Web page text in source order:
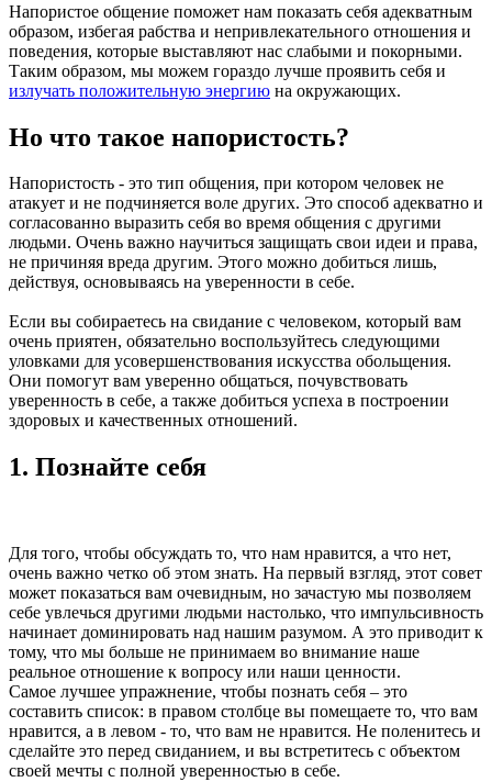
Напористое общение поможет нам показать себя адекватным
образом, избегая рабства и непривлекательного отношения и
поведения, которые выставляют нас слабыми и покорными.
Таким образом, мы можем гораздо лучше проявить себя и
излучать положительную энергию на окружающих.
Но что такое напористость?
Напористость - это тип общения, при котором человек не
атакует и не подчиняется воле других. Это способ адекватно и
согласованно выразить себя во время общения с другими
людьми. Очень важно научиться защищать свои идеи и права,
не причиняя вреда другим. Этого можно добиться лишь,
действуя, основываясь на уверенности в себе.
Если вы собираетесь на свидание с человеком, который вам
очень приятен, обязательно воспользуйтесь следующими
уловками для усовершенствования искусства обольщения.
Они помогут вам уверенно общаться, почувствовать
уверенность в себе, а также добиться успеха в построении
здоровых и качественных отношений.
1. Познайте себя
Для того, чтобы обсуждать то, что нам нравится, а что нет,
очень важно четко об этом знать. На первый взгляд, этот совет
может показаться вам очевидным, но зачастую мы позволяем
себе увлечься другими людьми настолько, что импульсивность
начинает доминировать над нашим разумом. А это приводит к
тому, что мы больше не принимаем во внимание наше
реальное отношение к вопросу или наши ценности.
Самое лучшее упражнение, чтобы познать себя – это
составить список: в правом столбце вы помещаете то, что вам
нравится, а в левом - то, что вам не нравится. Не поленитесь и
сделайте это перед свиданием, и вы встретитесь с объектом
своей мечты с полной уверенностью в себе.